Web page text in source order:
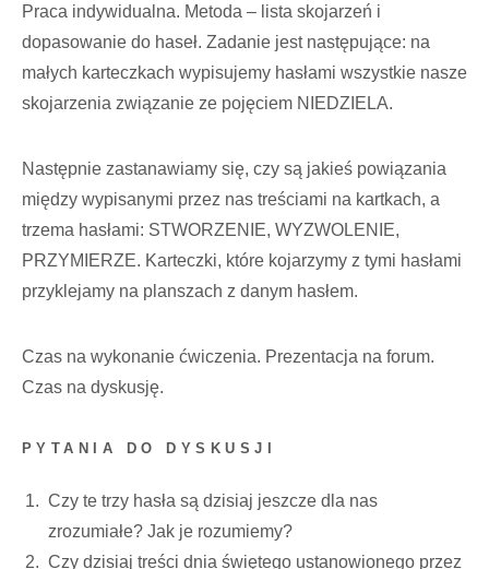
Praca indywidualna. Metoda – lista skojarzeń i
dopasowanie do haseł. Zadanie jest następujące: na
małych karteczkach wypisujemy hasłami wszystkie nasze
skojarzenia związanie ze pojęciem NIEDZIELA.
Następnie zastanawiamy się, czy są jakieś powiązania
między wypisanymi przez nas treściami na kartkach, a
trzema hasłami: STWORZENIE, WYZWOLENIE,
PRZYMIERZE. Karteczki, które kojarzymy z tymi hasłami
przyklejamy na planszach z danym hasłem.
Czas na wykonanie ćwiczenia. Prezentacja na forum.
Czas na dyskusję.
PYTANIA DO DYSKUSJI
Czy te trzy hasła są dzisiaj jeszcze dla nas
zrozumiałe? Jak je rozumiemy?
Czy dzisiaj treści dnia świętego ustanowionego przez